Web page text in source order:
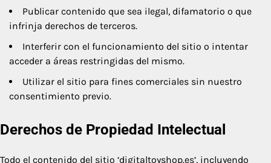
Publicar contenido que sea ilegal, difamatorio o que
infrinja derechos de terceros.
Interferir con el funcionamiento del sitio o intentar
acceder a áreas restringidas del mismo.
Utilizar el sitio para fines comerciales sin nuestro
consentimiento previo.
Derechos de Propiedad Intelectual
Todo el contenido del sitio ‘digitaltoyshop.es’, incluyendo